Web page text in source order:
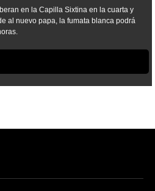
en la Capilla Sixtina en la cuarta y
al nuevo papa, la fumata blanca podrá